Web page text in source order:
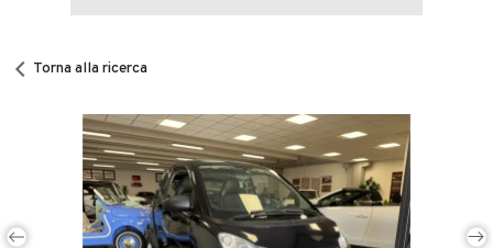
Auto Nuove
Noleggio a lungo termine
Auto d'epoca
Torna alla ricerca